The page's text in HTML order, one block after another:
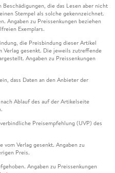
die das Lesen aber nicht
Stempel als solche gekennzeichnet.
Angaben zu Preissenkungen beziehen
Exemplars.
die Preisbindung dieser Artikel
Verlag gesenkt. Die jeweils zutreffende
Angaben zu Preissenkungen
dass Daten an den Anbieter der
Ablauf des auf der Artikelseite
Preisempfehlung (UVP) des
Verlag gesenkt. Angaben zu
Preis.
Angaben zu Preissenkungen